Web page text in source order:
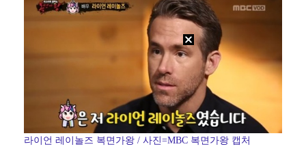
라이언 레이놀즈 복면가왕 / 사진=MBC 복면가왕 캡처